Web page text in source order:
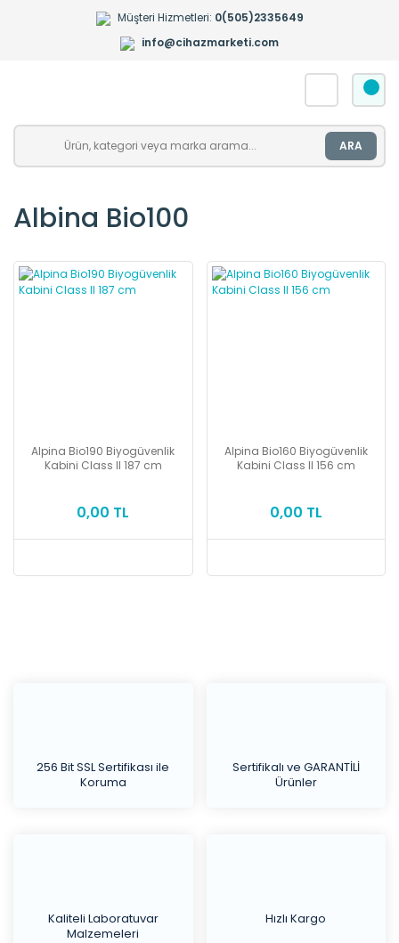
Müşteri Hizmetleri: 0(505)2335649
info@cihazmarketi.com
ARA
Albina Bio100
Alpina Bio190 Biyogüvenlik
Kabini Class II 187 cm
0,00 TL
Alpina Bio160 Biyogüvenlik
Kabini Class II 156 cm
0,00 TL
256 Bit SSL Sertifikası ile
Koruma
Sertifikalı ve GARANTİLİ
Ürünler
Kaliteli Laboratuvar
Malzemeleri
Hızlı Kargo